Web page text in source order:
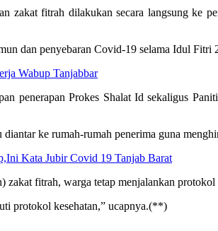
fitrah dilakukan secara langsung ke
dan penyebaran Covid-19 selama Idul Fitri
Wabup Tanjabbar
penerapan Prokes Shalat Id sekaligus
ke rumah-rumah penerima guna
Kata Jubir Covid 19 Tanjab Barat
zakat fitrah, warga tetap menjalankan protokol
protokol kesehatan,” ucapnya.(**)